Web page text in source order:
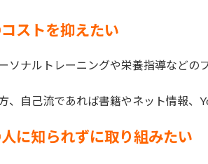
コストを抑えたい
ソナルトレーニングや栄養指導などの
、自己流であれば書籍やネット情報、
に知られずに取り組みたい